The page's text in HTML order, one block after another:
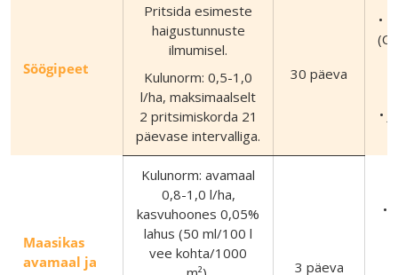
Söögipeet
Pritsida esimeste
haigustunnuste
ilmumisel.
Kulunorm: 0,5-1,0
l/ha, maksimaalselt
2 pritsimiskorda 21
päevase intervalliga.
30 päeva
•
•
Maasikas
avamaal ja
Kulunorm: avamaal
0,8-1,0 l/ha,
kasvuhoones 0,05%
lahus (50 ml/100 l
vee kohta/1000
3 päeva
•